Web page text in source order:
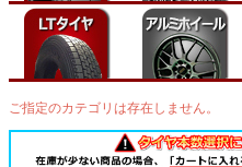
ご指定のカテゴリは存在しません。